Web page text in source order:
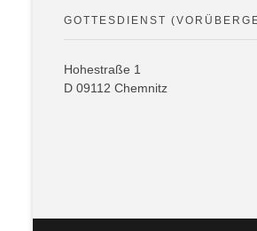
GOTTESDIENST
Hohestraße 1
D 09112 Chemnitz